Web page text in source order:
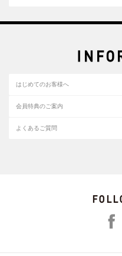
はじめてのお客様へ
会員特典のご案内
よくあるご質問